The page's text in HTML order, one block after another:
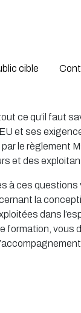
cible
ce qu’il faut
et ses
le règlement
et des
à ces
la
dans
formation, vous